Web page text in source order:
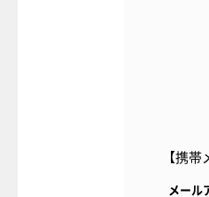
【携
メール